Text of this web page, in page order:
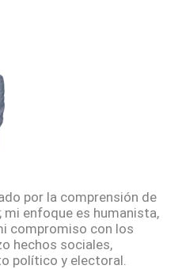
por la comprensión de
enfoque es humanista,
compromiso con los
hechos sociales,
político y electoral.